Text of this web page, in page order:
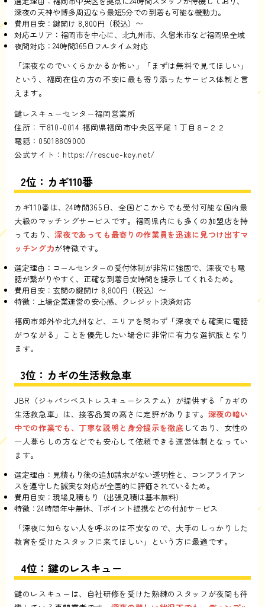
深夜の天神や博多周辺なら最短5分での到着も可能な機動力。
費用目安：鍵開け 8,800円（税込）〜
対応エリア：福岡市を中心に、北九州市、久留米市など福岡県全域
夜間対応：24時間365日フルタイム対応
「深夜なのでいくらかかるか怖い」「まずは無料で見てほしい」
という、福岡在住の方の不安に最も寄り添ったサービス体制と言
えます。
鍵レスキューセンター福岡営業所
住所：〒810-0014 福岡県福岡市中央区平尾１丁目８−２２
電話：05018809000
公式サイト： https://rescue-key.net/
2位：カギ110番
カギ110番は、24時間365日、全国どこからでも受付可能な国内最
大級のマッチングサービスです。福岡県内にも多くの加盟店を持
っており、深夜であっても最寄りの作業員を迅速に見つけ出すマ
ッチング力が特徴です。
選定理由：コールセンターの受付体制が非常に強固で、深夜でも電
話が繋がりやすく、正確な到着目安時間を提示してくれるため。
費用目安：玄関の鍵開け 8,800円（税込）〜
特徴：上場企業運営の安心感、クレジット決済対応
福岡市郊外や北九州など、エリアを問わず「深夜でも確実に電話
がつながる」ことを優先したい場合に非常に有力な選択肢となり
ます。
3位：カギの生活救急車
JBR（ジャパンベストレスキューシステム）が提供する「カギの
生活救急車」は、接客品質の高さに定評があります。 深夜の暗い
中での作業でも、丁寧な説明と身分提示を徹底 しており、女性の
一人暮らしの方などでも安心して依頼できる運営体制となってい
ます。
選定理由：見積もり後の追加請求がない透明性と、コンプライアン
スを遵守した誠実な対応が全国的に評価されているため。
費用目安：現場見積もり（出張見積は基本無料）
特徴：24時間年中無休、Tポイント提携などの付加サービス
「深夜に知らない人を呼ぶのは不安なので、大手のしっかりした
教育を受けたスタッフに来てほしい」という方に最適です。
4位：鍵のレスキュー
鍵のレスキューは、自社研修を受けた熟練のスタッフが夜間も待